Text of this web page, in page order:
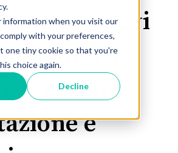
when you visit our
with your preferences,
one tiny cookie so that you're
choice again.
Decline
che devi
pipì del
salute,
e